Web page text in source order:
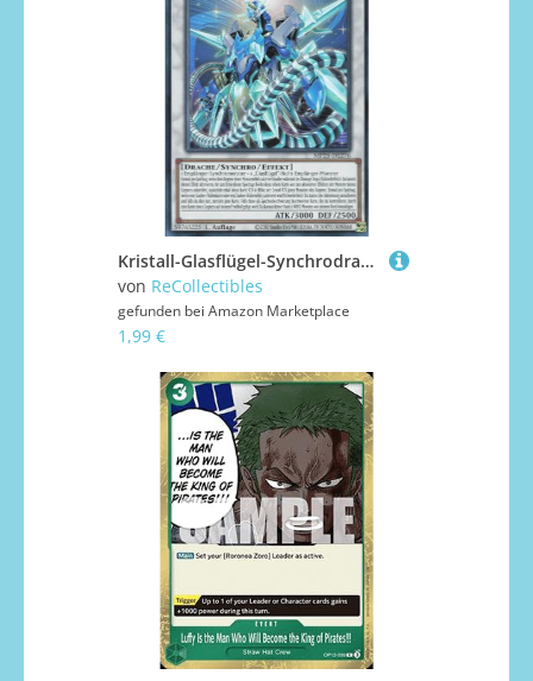
Kristall-Glasflügel-Synchrodrache MP25-DE276 Ultra Rare Deutsch Boosterfrisch 1. Auflage - 2025 Mega-Pack Tin - mit ReCollectibles-Versandschutz - für Yu-Gi-Oh!
von ReCollectibles
gefunden bei Amazon Marketplace
1,99 €